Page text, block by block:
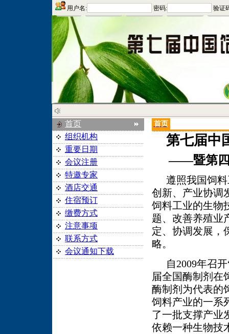
用户名: 密码: 验证
首页
组织机构
重要日期
会议注册
特邀专家
酒店交通
住宿预订
缴费方式
注意事项
联系方式
会议通知下载
首页
第七届中
——暨第四
遵照我国饲
创新、产业协调
饲料工业的生物
题、改善养殖业
定、协调发展，
略。
自2009年召
届全国酶制剂在
酶制剂为代表的
饲料产业的一系
了一批支撑产业
依赖一种生物技